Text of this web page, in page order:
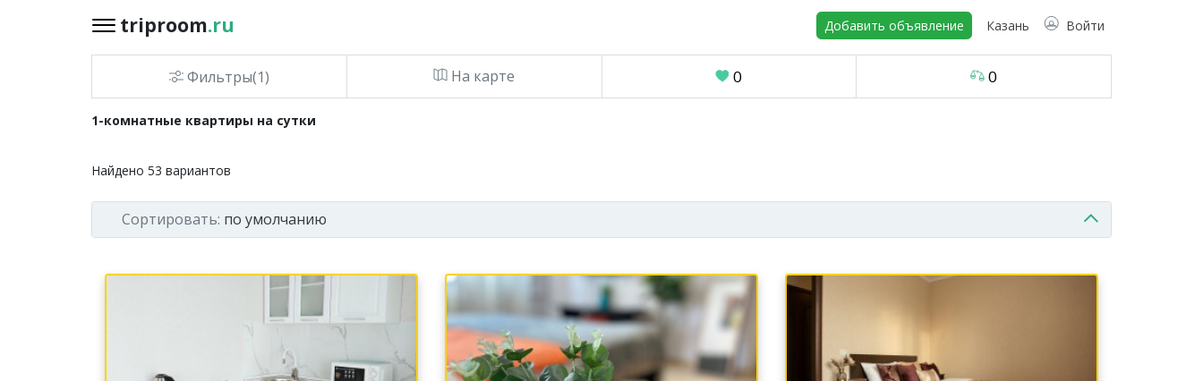
triproom.ru Добавить объявление Казань Войти
triproom.ru
Войти / Зарегистрироваться
Фильтры(1) На карте 0 0
1-комнатные квартиры на сутки
Найдено 53 вариантов
Сортировать: по умолчанию